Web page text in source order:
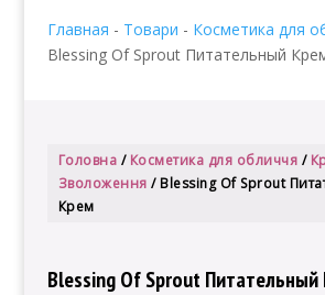
Главная - Товари - Косметика для
Blessing Of Sprout Питательный
Головна / Косметика для обличчя /
Зволоження / Blessing Of Sprout
Крем
Blessing Of Sprout